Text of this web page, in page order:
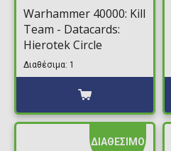
Warhammer 40000: Kill
Team - Datacards:
Hierotek Circle
Διαθέσιμα: 1
ΔΙΑΘΕΣΙΜΟ